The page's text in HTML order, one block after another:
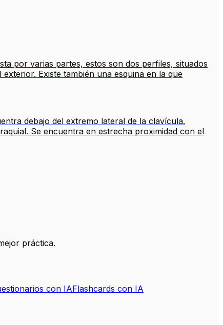
por varias partes, estos son dos perfiles, situados
Existe también una esquina en la que
debajo del extremo lateral de la clavícula.
Se encuentra en estrecha proximidad con el
práctica.
con IAFlashcards con IA